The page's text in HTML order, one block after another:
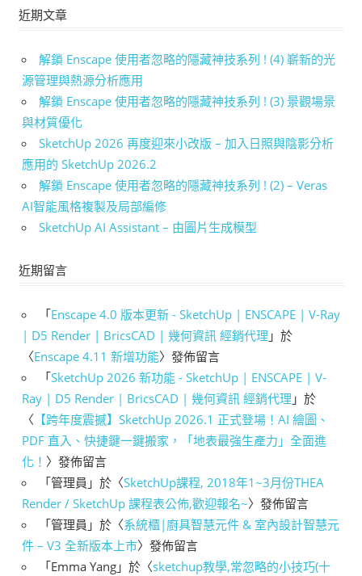
近期文章
解鎖 Enscape 使用者忽略的隱藏神技系列 ! (4) 嶄新的光
源管理與熱源分析應用
解鎖 Enscape 使用者忽略的隱藏神技系列 ! (3) 景觀場景
與材質優化
SketchUp 2026 再度迎來小改版 – 加入日照與陰影分析
應用的 SketchUp 2026.2
解鎖 Enscape 使用者忽略的隱藏神技系列 ! (2) – Veras
AI智能風格複製及局部編修
SketchUp AI Assistant – 由圖片生成模型
近期留言
「Enscape 4.0 版本更新 - SketchUp | ENSCAPE | V-Ray
| D5 Render | BricsCAD | 幾何資訊 經銷代理 」於
〈Enscape 4.11 新增功能〉發佈留言
「SketchUp 2026 新功能 - SketchUp | ENSCAPE | V-
Ray | D5 Render | BricsCAD | 幾何資訊 經銷代理 」於
〈 【跨年度震撼】SketchUp 2026.1 正式登場！AI 繪圖、
PDF 直入、快捷鍵一鍵搬家，「地表最強生產力」全面進
化！ 〉發佈留言
「管理員 」於〈SketchUp課程, 2018年1~3月份THEA
Render / SketchUp 課程表公佈,歡迎報名~〉發佈留言
「管理員 」於〈系統櫃|廚具智慧元件 & 室內設計智慧元
件 – V3 全新版本上市〉發佈留言
「Emma Yang 」於〈sketchup教學,常忽略的小技巧(十